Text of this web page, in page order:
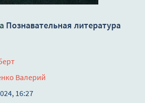
Познавательная литература
Валерий
16:27